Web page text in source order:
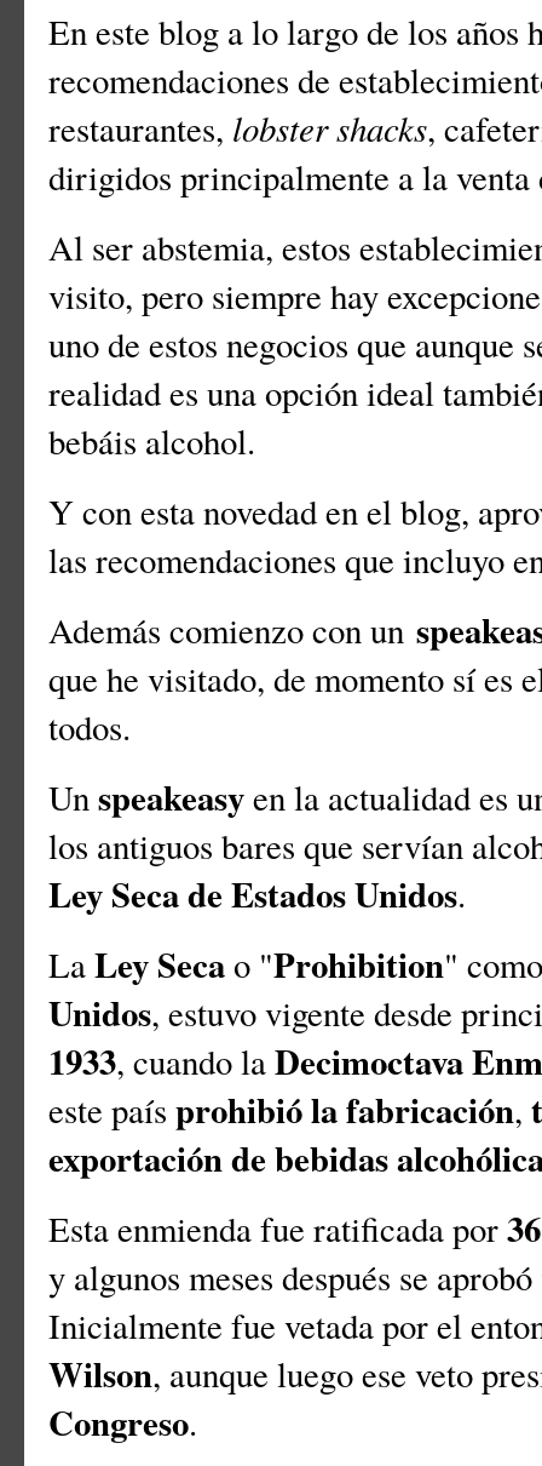
En este blog a lo largo de los años
recomendaciones de
restaurantes, lobster shacks,
dirigidos principalmente a la
Al ser abstemia, estos
visito, pero siempre hay
uno de estos negocios que aunque
realidad es una opción ideal
bebáis alcohol.
Y con esta novedad en el blog,
las recomendaciones que incluyo
Además comienzo con un
que he visitado, de momento sí es
todos.
Unspeakeasyen la actualidad es
los antiguos bares que servían
Ley Seca de Estados Unidos.
LaLey Secao "Prohibition"
Unidos, estuvo vigente desde
1933, cuando laDecimoctava
este país prohibió la fabricación,
exportación de bebidas
Esta enmienda fue ratificada por
y algunos meses después se
Inicialmente fue vetada por el
Wilson, aunque luego ese veto
Congreso.